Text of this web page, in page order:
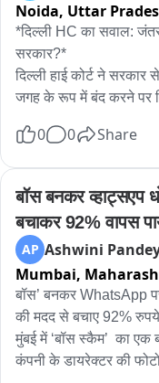
Noida, Uttar
*दिल्ली HC का सवाल:
सरकार?*
दिल्ली हाई कोर्ट ने
जगह के रूप में बंद करने पर
जस्टिस अमित महाजन ने
होती है। विरोध-
आवाजाही प्रभावित होती
यह एक तरह से पूरे शहर को
हालांकि, उन्होंने यह भी
सरकार का काम है।
*कोर्ट के सामने क्या मामला
0 0 Share
बॉस बनकर व्हाट्सएप
बचाकर 92% वापस
AP Ashwini
Mumbai,
बॉस’ बनकर WhatsApp
की मदद से बचाए 92% रुपये
मुंबई में ‘बॉस स्कैम’  का एक
कंपनी के डायरेक्टर की